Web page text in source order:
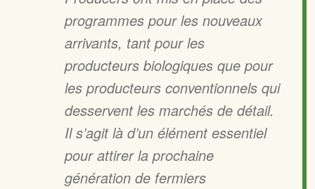
programmes pour les nouveaux
arrivants, tant pour les
producteurs biologiques que pour
les producteurs conventionnels qui
desservent les marchés de détail.
Il s’agit là d’un élément essentiel
pour attirer la prochaine
génération de fermiers